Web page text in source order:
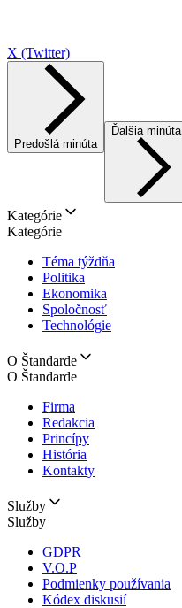
X (Twitter)
Predošlá minúta
Ďalšia minúta
Kategórie
Kategórie
Téma týždňa
Politika
Ekonomika
Spoločnosť
Technológie
O Štandarde
O Štandarde
Firma
Redakcia
Princípy
História
Kontakty
Služby
Služby
GDPR
V.O.P
Podmienky používania
Kódex diskusií